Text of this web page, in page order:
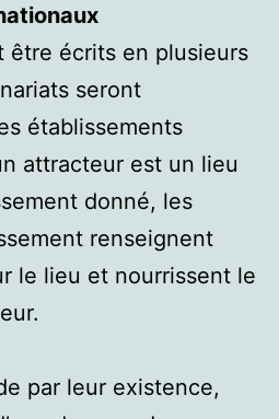
être écrits en plusieurs
seront
établissements
attracteur est un lieu
donné, les
renseignent
le lieu et nourrissent le
par leur existence,